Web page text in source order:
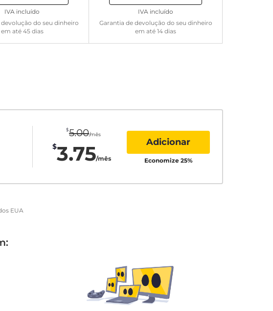
do seu dinheiro
em até 45 dias
IVA incluído
Garantia de devolução do seu dinheiro
em até 14 dias
IVA incluído
$5.00/mês
$3.75/mês
Adicionar
Economize 25%
EUA